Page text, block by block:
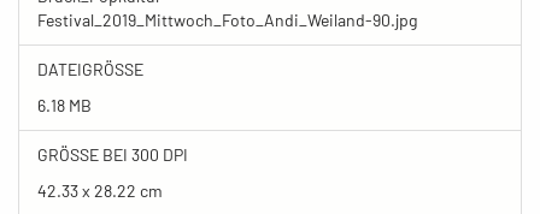
Festival_2019_Mittwoch_Foto_Andi_Weiland-90.jpg
DATEIGRÖSSE
6.18 MB
GRÖSSE BEI 300 DPI
42.33 x 28.22 cm